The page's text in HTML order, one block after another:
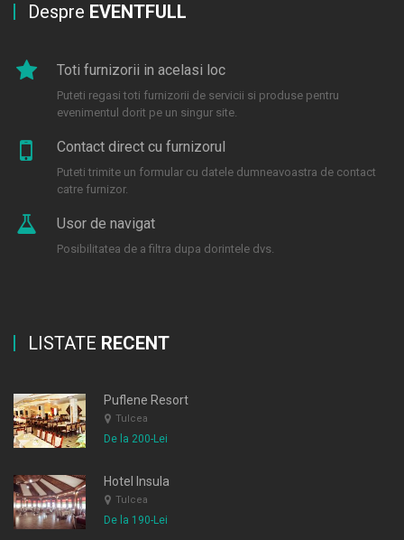
Despre EVENTFULL
Toti furnizorii in acelasi loc
Puteti regasi toti furnizorii de servicii si produse pentru
evenimentul dorit pe un singur site.
Contact direct cu furnizorul
Puteti trimite un formular cu datele dumneavoastra de contact
catre furnizor.
Usor de navigat
Posibilitatea de a filtra dupa dorintele dvs.
LISTATE RECENT
Puflene Resort
Tulcea
De la 200-Lei
Hotel Insula
Tulcea
De la 190-Lei